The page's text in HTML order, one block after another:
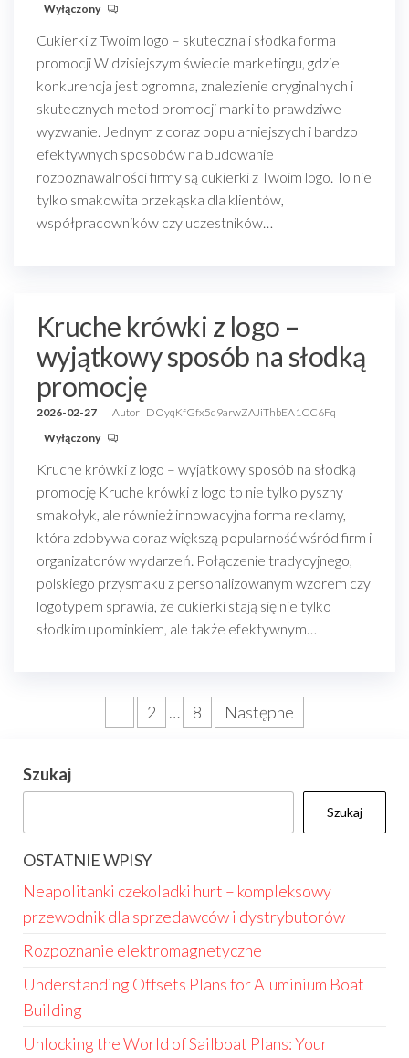
Wyłączony
Cukierki z Twoim logo – skuteczna i słodka forma
promocji W dzisiejszym świecie marketingu, gdzie
konkurencja jest ogromna, znalezienie oryginalnych i
skutecznych metod promocji marki to prawdziwe
wyzwanie. Jednym z coraz popularniejszych i bardzo
efektywnych sposobów na budowanie
rozpoznawalności firmy są cukierki z Twoim logo. To nie
tylko smakowita przekąska dla klientów,
współpracowników czy uczestników…
Kruche krówki z logo –
wyjątkowy sposób na słodką
promocję
2026-02-27 Autor DOyqKfGfx5q9arwZAJiThbEA1CC6Fq
Wyłączony
Kruche krówki z logo – wyjątkowy sposób na słodką
promocję Kruche krówki z logo to nie tylko pyszny
smakołyk, ale również innowacyjna forma reklamy,
która zdobywa coraz większą popularność wśród firm i
organizatorów wydarzeń. Połączenie tradycyjnego,
polskiego przysmaku z personalizowanym wzorem czy
logotypem sprawia, że cukierki stają się nie tylko
słodkim upominkiem, ale także efektywnym…
Stronicowanie
2 … 8 Następne
Szukaj
Szukaj
OSTATNIE WPISY
Neapolitanki czekoladki hurt – kompleksowy
przewodnik dla sprzedawców i dystrybutorów
Rozpoznanie elektromagnetyczne
Understanding Offsets Plans for Aluminium Boat
Building
Unlocking the World of Sailboat Plans: Your